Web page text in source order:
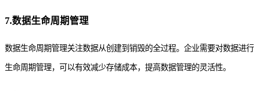
7.数据生命周期管理
数据生命周期管理关注数据从创建到销毁的全过程。企业需要对数据进
生命周期管理，可以有效减少存储成本，提高数据管理的灵活性。